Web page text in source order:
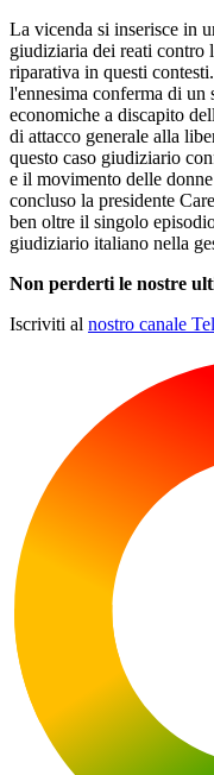
La vicenda si inserisce in
giudiziaria dei reati contro
riparativa in questi
l'ennesima conferma di un
economiche a discapito
di attacco generale alla
questo caso giudiziario
e il movimento delle
concluso la presidente
ben oltre il singolo
giudiziario italiano nella
Non perderti le nostre
Iscriviti al nostro canale